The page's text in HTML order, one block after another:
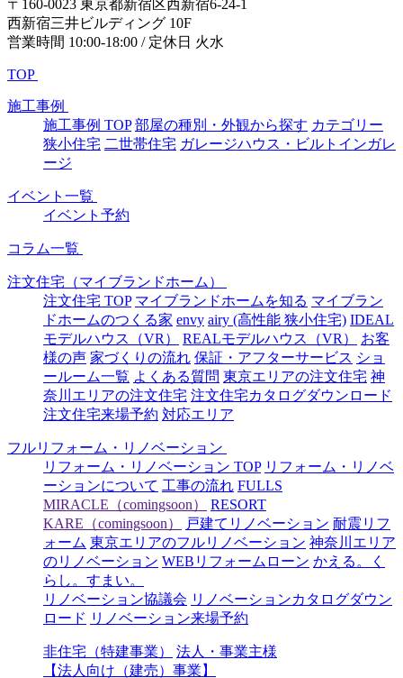
〒160-0023 東京都新宿区西新宿6-24-1
西新宿三井ビルディング 10F
営業時間 10:00-18:00 / 定休日 火水
TOP
施工事例
施工事例 TOP 部屋の種別・外観から探す カテゴリー
狭小住宅 二世帯住宅 ガレージハウス・ビルトインガレ
ージ
イベント一覧
イベント予約
コラム一覧
注文住宅（マイブランドホーム）
注文住宅 TOP マイブランドホームを知る マイブラン
ドホームのつくる家 envy airy (高性能 狭小住宅) IDEAL
モデルハウス（VR）
REALモデルハウス（VR）
お客
様の声 家づくりの流れ 保証・アフターサービス ショ
ールーム一覧 よくある質問 東京エリアの注文住宅 神
奈川エリアの注文住宅 注文住宅カタログダウンロード
注文住宅来場予約 対応エリア
フルリフォーム・リノベーション
リフォーム・リノベーション TOP リフォーム・リノベ
ーションについて 工事の流れ FULLS
MIRACLE（comingsoon）
RESORT
KARE（comingsoon）
戸建てリノベーション 耐震リフ
ォーム 東京エリアのフルリノベーション 神奈川エリア
のリノベーション WEBリフォームローン かえる。く
らし。すまい。
リノベーション協議会 リノベーションカタログダウン
ロード リノベーション来場予約
非住宅（特建事業）
法人・事業主様
【法人向け（建売）事業】